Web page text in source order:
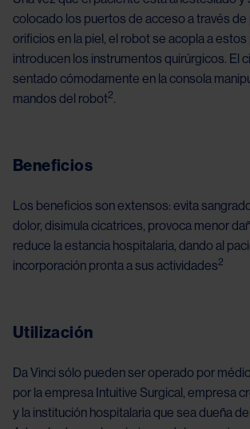
colocado los puertos de acceso a través de
orificios en la piel, el robot se acopla a
introducen los instrumentos quirúrgicos. El
sentado cómodamente en la consola
mandos del robot2.
Beneficios
Los beneficios son extensos: evita
dolor, disimula cicatrices, provoca menor
reduce la estancia hospitalaria, dando al
incorporación pronta a sus actividades2
Utilización
Da Vinci sólo pueden ser operado por
por la empresa Intuitive Surgical, empresa
y la institución hospitalaria que sea dueña